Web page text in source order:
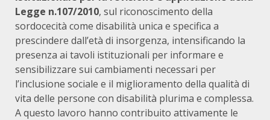
Legge n.107/2010, sul riconoscimento della
sordocecità come disabilità unica e specifica a
prescindere dall’età di insorgenza, intensificando la
presenza ai tavoli istituzionali per informare e
sensibilizzare sui cambiamenti necessari per
l’inclusione sociale e il miglioramento della qualità di
vita delle persone con disabilità plurima e complessa.
A questo lavoro hanno contribuito attivamente le